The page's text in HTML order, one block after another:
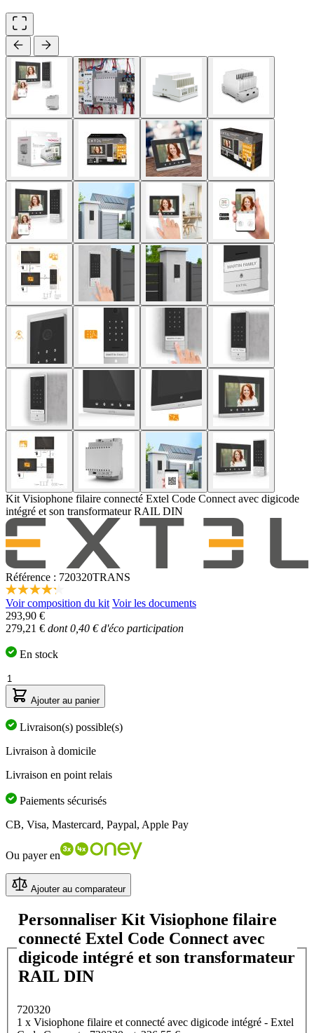
Kit Visiophone filaire connecté Extel Code Connect avec digicode
intégré et son transformateur RAIL DIN
Référence : 720320TRANS
4.3
étoiles
sur
5,
de
note
moyenne.
Read
48
Reviews.
Lien
la
page.
Voir composition du kit Voir les documents
Le
prix
des
choisies
279,21 € dont 0,40 € d'éco participation
293,90 €
En stock
Quantité
Ajouter au panier
Livraison(s) possible(s)
Livraison à domicile
Livraison en point relais
Paiements sécurisés
CB, Visa, Mastercard, Paypal, Apple Pay
Ou payer en
Ajouter au comparateur
Personnaliser Kit Visiophone filaire
connecté Extel Code Connect avec
digicode intégré et son transformateur
RAIL DIN
720320
1 x Visiophone filaire et connecté avec digicode intégré - Extel